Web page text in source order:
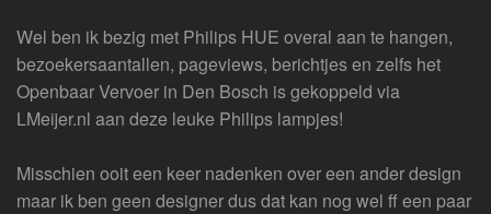
Wel ben ik bezig met Philips HUE overal aan te hangen,
bezoekersaantallen, pageviews, berichtjes en zelfs het
Openbaar Vervoer in Den Bosch is gekoppeld via
LMeijer.nl aan deze leuke Philips lampjes!
Misschien ooit een keer nadenken over een ander design
maar ik ben geen designer dus dat kan nog wel ff een paar